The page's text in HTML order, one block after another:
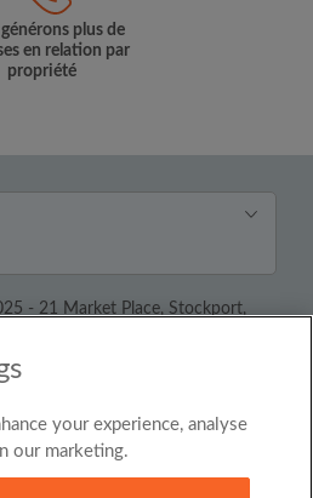
plus de
en relation par
propriété
- 21 Market Place, Stockport,
your experience, analyse
our marketing.